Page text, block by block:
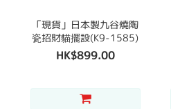
「現貨」日本製九谷燒陶
瓷招財貓擺設(K9-1585)
HK$899.00